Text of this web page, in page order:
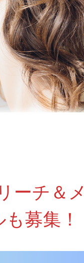
ーチ＆
募集！